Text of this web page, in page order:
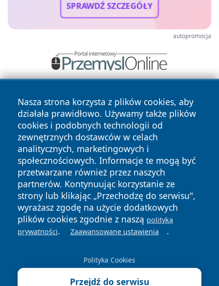
SPRAWDŹ SZCZEGÓŁY
autopromocja
Nasza strona korzysta z plików cookies, aby
działała prawidłowo. Używamy także plików
cookies i podobnych technologii od
zewnętrznych dostawców w celach
analitycznych, marketingowych i
społecznościowych. Informacje te mogą być
przetwarzane również przez naszych
partnerów. Kontynuując korzystanie ze
strony lub klikając „Przechodzę do serwisu",
wyrażasz zgodę na użycie dodatkowych
plików cookies zgodnie z naszą polityką
prywatności. Zaawansowane ustawienia .
Polityka Cookies
Przejdź do serwisu
Copyright © 2026 irybnik.pl Wszystkie prawa zastrzeżone.
News Autorzy
Polityka
Prywatności
Polityka
Cookies